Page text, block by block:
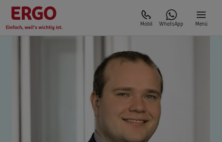
Mobil WhatsApp Menü